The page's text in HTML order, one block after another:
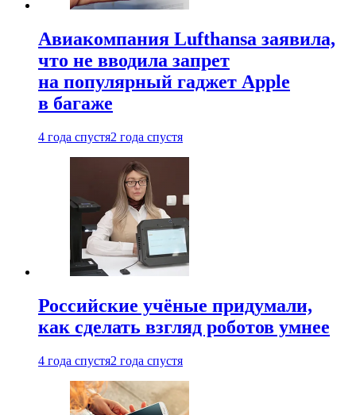
Авиакомпания Lufthansa заявила,
что не вводила запрет
на популярный гаджет Apple
в багаже
4 года спустя2 года спустя
Российские учёные придумали,
как сделать взгляд роботов умнее
4 года спустя2 года спустя